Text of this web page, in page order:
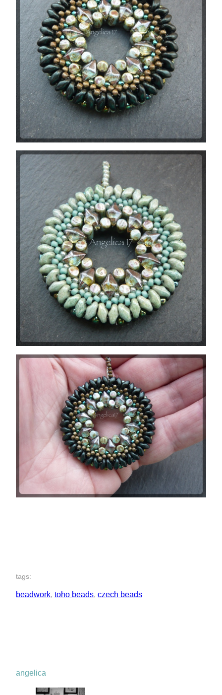
tags:
beadwork, toho beads, czech beads
angelica